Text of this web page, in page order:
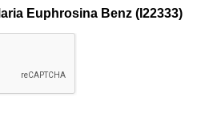
Euphrosina Benz (I22333)